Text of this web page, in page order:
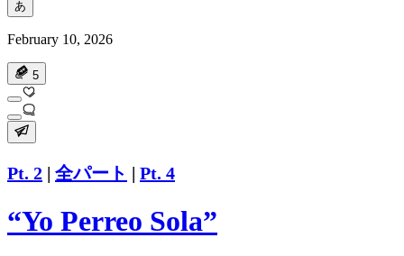
あ
February 10, 2026
5
Pt. 2 | 全パート | Pt. 4
“Yo Perreo Sola”